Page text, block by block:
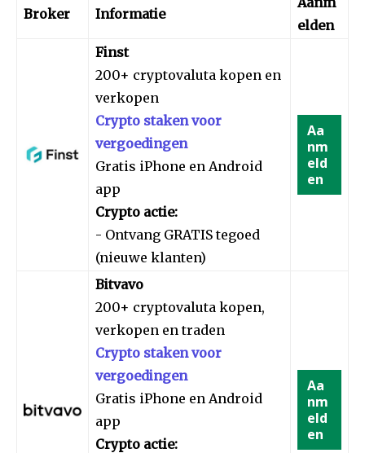
Broker Informatie
elden
Finst
200+ cryptovaluta kopen en
verkopen
Crypto staken voor
vergoedingen
Gratis iPhone en Android
app
Crypto actie:
- Ontvang GRATIS tegoed
(nieuwe klanten)
Aa
nm
eld
en
Bitvavo
200+ cryptovaluta kopen,
verkopen en traden
Crypto staken voor
vergoedingen
Gratis iPhone en Android
app
Crypto actie:
Aa
nm
eld
en